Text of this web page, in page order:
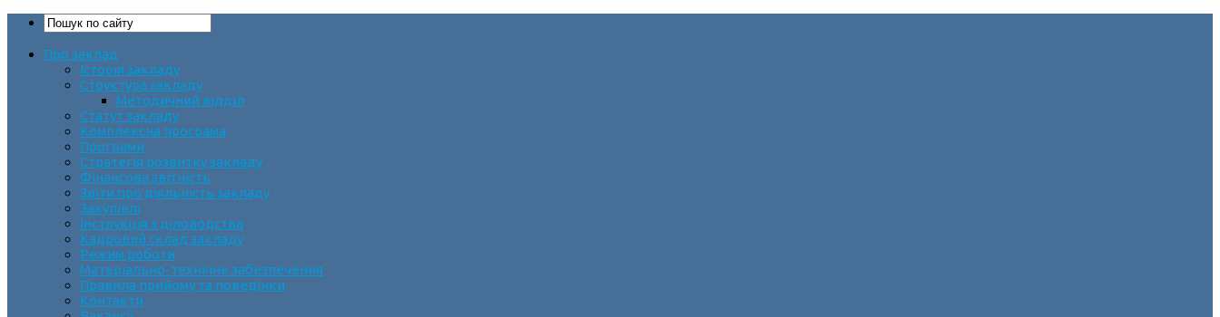
Про заклад
Історія закладу
Структура закладу
Методичний відділ
Статут закладу
Комплексна програма
Програми
Стратегія розвитку закладу
Фінансова звітність
Звіти про діяльність закладу
Закупівлі
Інструкція з діловодства
Кадровий склад закладу
Режим роботи
Матеріально-технічне забезпечення
Правила прийому та поведінки
Контакти